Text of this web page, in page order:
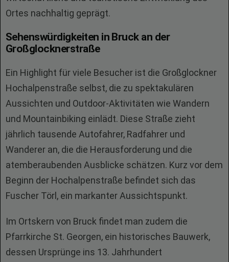
Ortes nachhaltig geprägt.
Sehenswürdigkeiten in Bruck an der
Großglocknerstraße
Ein Highlight für viele Besucher ist die Großglockner
Hochalpenstraße selbst, die zu spektakulären
Aussichten und Outdoor-Aktivitäten wie Wandern
und Mountainbiking einlädt. Diese Straße zieht
jährlich tausende Autofahrer, Radfahrer und
Wanderer an, die die Herausforderung und die
atemberaubenden Ausblicke schätzen. Kurz vor dem
Beginn der Hochalpenstraße befindet sich das
Fuscher Törl, ein markanter Aussichtspunkt.
Im Ortskern von Bruck findet man zudem die
Pfarrkirche St. Georgen, ein historisches Bauwerk,
dessen Ursprünge ins 13. Jahrhundert